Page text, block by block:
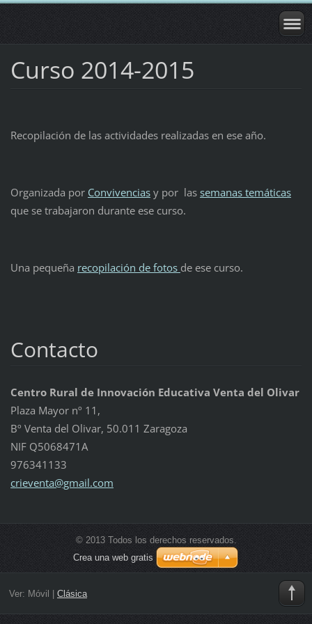
Curso 2014-2015
Recopilación de las actividades realizadas en ese año.
Organizada por Convivenciasy por las semanas temáticas
que se trabajaron durante ese curso.
Una pequeña recopilación de fotos de ese curso.
Contacto
Centro Rural de Innovación Educativa Venta del Olivar
Plaza Mayor nº 11,
Bº Venta del Olivar, 50.011 Zaragoza
NIF Q5068471A
976341133
crieventa@gmail.com
© 2013 Todos los derechos reservados.
Crea una web gratis
Ver: Móvil Clásica